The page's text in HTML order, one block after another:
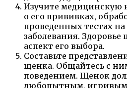
Изучите медицинскую
о его прививках,
проведенных тестах
заболевания.
аспект его выбора.
Составьте
щенка. Общайтесь с
поведением. Щенок
любопытным,